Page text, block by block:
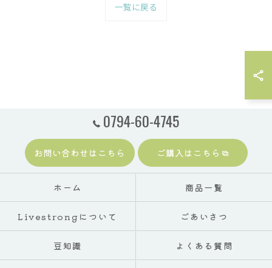
一覧に戻る
0794-60-4745
お問い合わせはこちら ご購入はこちら
ホーム 商品一覧
Livestrongについて ごあいさつ
豆知識 よくある質問